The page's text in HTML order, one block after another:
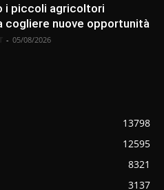
i piccoli agricoltori
cogliere nuove opportunità
- 05/08/2026
13798
12595
8321
3137